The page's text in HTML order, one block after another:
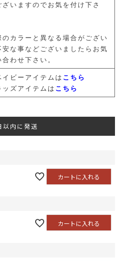
ざいますのでお気を付け下さ
のカラーと異なる場合がござい
安な事などございましたらお気
わせ下さい。
イビーアイテムは こちら
ズアイテムは こちら
以内に発送
カートに入れる
カートに入れる